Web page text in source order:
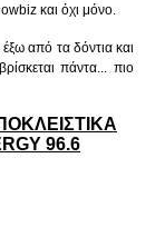
και όχι μόνο.
από τα δόντια και
πάντα... πιο
96.6